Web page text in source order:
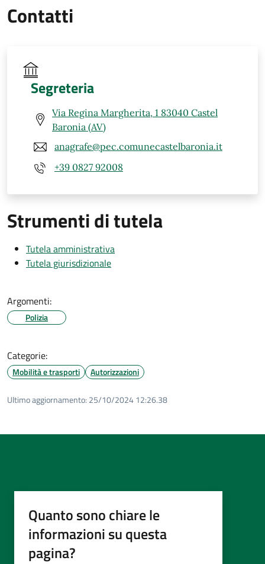
Contatti
Segreteria
Via Regina Margherita, 1 83040 Castel
Baronia (AV)
anagrafe@pec.comunecastelbaronia.it
+39 0827 92008
Strumenti di tutela
Tutela amministrativa
Tutela giurisdizionale
Argomenti:
Polizia
Categorie:
Mobilità e trasporti Autorizzazioni
Ultimo aggiornamento: 25/10/2024 12:26.38
Quanto sono chiare le
informazioni su questa
pagina?